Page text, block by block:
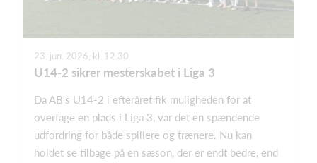
23. jun. 2026, kl. 12.30
U14-2 sikrer mesterskabet i Liga 3
Da AB's U14-2 i efteråret fik muligheden for at
overtage en plads i Liga 3, var det en spændende
udfordring for både spillere og trænere. Nu kan
holdet se tilbage på en sæson, der er endt bedre, end